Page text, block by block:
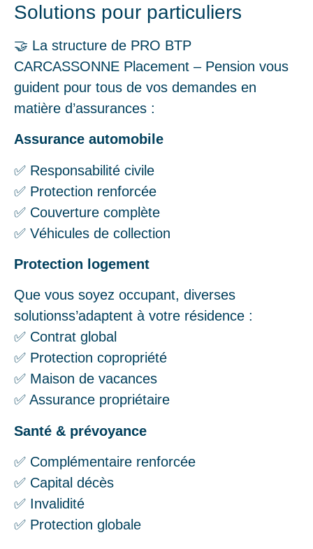
Solutions pour particuliers
🤝 La structure de PRO BTP
CARCASSONNE Placement – Pension vous
guident pour tous de vos demandes en
matière d’assurances :
Assurance automobile
✅ Responsabilité civile
✅ Protection renforcée
✅ Couverture complète
✅ Véhicules de collection
Protection logement
Que vous soyez occupant, diverses
solutionss’adaptent à votre résidence :
✅ Contrat global
✅ Protection copropriété
✅ Maison de vacances
✅ Assurance propriétaire
Santé & prévoyance
✅ Complémentaire renforcée
✅ Capital décès
✅ Invalidité
✅ Protection globale